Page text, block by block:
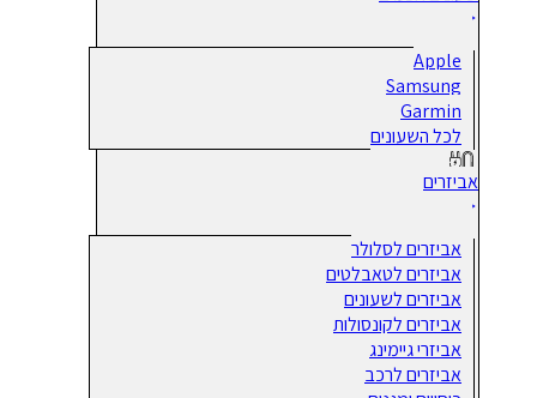
Apple
Samsung
Garmin
לכל השעונים
אביזרים
אביזרים לסלולר
אביזרים לטאבלטים
אביזרים לשעונים
אביזרים לקונסולות
אביזרי גיימינג
אביזרים לרכב